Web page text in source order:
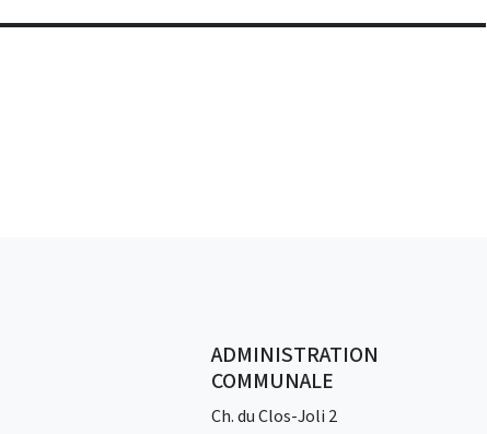
ADMINISTRATION
COMMUNALE
Ch. du Clos-Joli 2